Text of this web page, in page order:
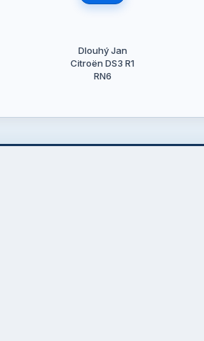
Dlouhý Jan
Citroën DS3 R1
RN6